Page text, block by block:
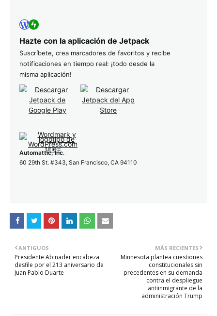
Hazte con la aplicación de Jetpack
Suscríbete, crea marcadores de favoritos y recibe
notificaciones en tiempo real: ¡todo desde la
misma aplicación!
Automattic, Inc.
60 29th St. #343, San Francisco, CA 94110
MÁS RECIENTES
Minnesota plantea cuestiones
constitucionales sin
precedentes en su demanda
contra el despliegue
antiinmigrante de la
administración Trump
ANTIGUOS
Presidente Abinader encabeza
desfile por el 213 aniversario de
Juan Pablo Duarte